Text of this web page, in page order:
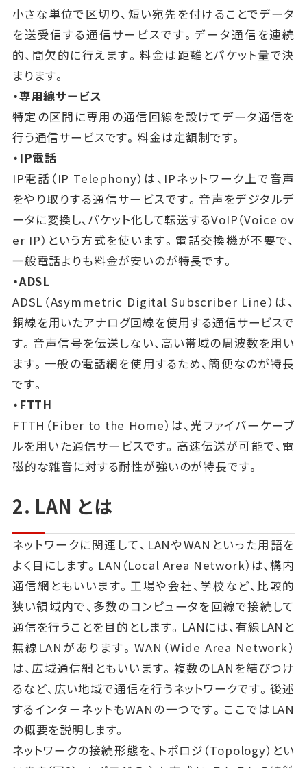
小さな単位で区切り、短い宛先を付けることでデータ
を送受信する通信サービスです。データ通信を連続
的、間欠的に行えます。料金は距離とパケット量で決
まります。
・専用線サービス
特定の区間に専用の通信回線を設けてデータ通信を
行う通信サービスです。料金は定額制です。
・IP電話
IP電話（IP Telephony）は、IPネットワーク上で音声
をやり取りする通信サービスです。音声をデジタルデ
ータに変換し、パケット化して転送するVoIP（Voice ov
er IP）という方式を使います。電話交換機が不要で、
一般電話よりも料金が安いのが特長です。
・ADSL
ADSL（Asymmetric Digital Subscriber Line）は、
銅線を用いたアナログ回線を使用する通信サービスで
す。音声信号を伝送しない、高い帯域の周波数を用い
ます。一般の電話網を使用するため、簡便なのが特長
です。
・FTTH
FTTH（Fiber to the Home）は、光ファイバーケーブ
ルを用いた通信サービスです。高速伝送が可能で、電
磁的な雑音に対する耐性が強いのが特長です。
2. LAN とは
ネットワークに関連して、LANやWANといった用語を
よく目にします。LAN（Local Area Network）は、構内
通信網ともいいます。工場や会社、学校など、比較的
狭い領域内で、多数のコンピュータを回線で接続して
通信を行うことを目的とします。LANには、有線LANと
無線LANがあります。WAN（Wide Area Network）
は、広域通信網ともいいます。複数のLANを結びつけ
るなど、広い地域で通信を行うネットワークです。後述
するインターネットもWANの一つです。ここではLAN
の概要を説明します。
ネットワークの接続形態を、トポロジ（Topology）とい